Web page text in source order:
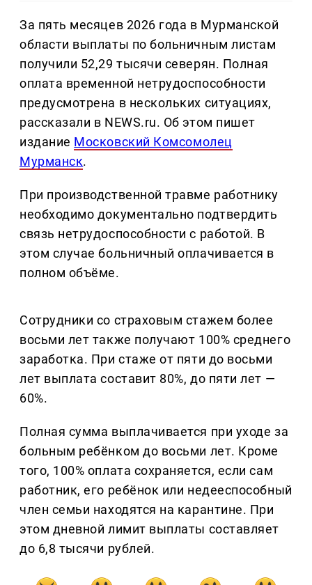
За пять месяцев 2026 года в Мурманской
области выплаты по больничным листам
получили 52,29 тысячи северян. Полная
оплата временной нетрудоспособности
предусмотрена в нескольких ситуациях,
рассказали в NEWS.ru. Об этом пишет
издание Московский Комсомолец
Мурманск.
При производственной травме работнику
необходимо документально подтвердить
связь нетрудоспособности с работой. В
этом случае больничный оплачивается в
полном объёме.
Сотрудники со страховым стажем более
восьми лет также получают 100% среднего
заработка. При стаже от пяти до восьми
лет выплата составит 80%, до пяти лет —
60%.
Полная сумма выплачивается при уходе за
больным ребёнком до восьми лет. Кроме
того, 100% оплата сохраняется, если сам
работник, его ребёнок или недееспособный
член семьи находятся на карантине. При
этом дневной лимит выплаты составляет
до 6,8 тысячи рублей.